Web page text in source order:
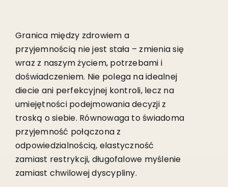
Granica między zdrowiem a
przyjemnością nie jest stała – zmienia się
wraz z naszym życiem, potrzebami i
doświadczeniem. Nie polega na idealnej
diecie ani perfekcyjnej kontroli, lecz na
umiejętności podejmowania decyzji z
troską o siebie. Równowaga to świadoma
przyjemność połączona z
odpowiedzialnością, elastyczność
zamiast restrykcji, długofalowe myślenie
zamiast chwilowej dyscypliny.